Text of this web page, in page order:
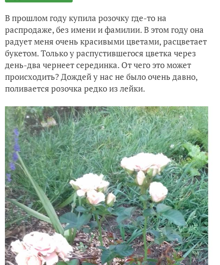
В прошлом году купила розочку где-то на
распродаже, без имени и фамилии. В этом году она
радует меня очень красивыми цветами, расцветает
букетом. Только у распустившегося цветка через
день-два чернеет серединка. От чего это может
происходить? Дождей у нас не было очень давно,
поливается розочка редко из лейки.